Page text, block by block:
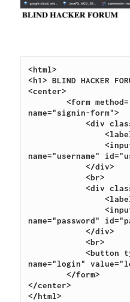
<html>
<h1> BLIND HACKER
<center>
<form
name="signin-form">
<div
<input
name="username"
</div>
<br>
<div
<input
name="password"
</div>
<br>
<button
name="login"
</form>
</center>
</html>